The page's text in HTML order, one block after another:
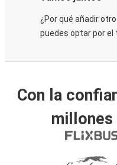
¿Por qué añadir
puedes optar por
Con la
millones